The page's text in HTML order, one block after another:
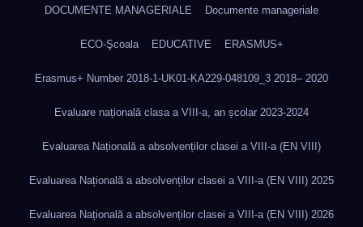
DOCUMENTE MANAGERIALE Documente manageriale
ECO-Şcoala EDUCATIVE ERASMUS+
Erasmus+ Number 2018-1-UK01-KA229-048109_3 2018– 2020
Evaluare națională clasa a VIII-a, an școlar 2023-2024
Evaluarea Națională a absolvenților clasei a VIII-a (EN VIII)
Evaluarea Națională a absolvenților clasei a VIII-a (EN VIII) 2025
Evaluarea Națională a absolvenților clasei a VIII-a (EN VIII) 2026